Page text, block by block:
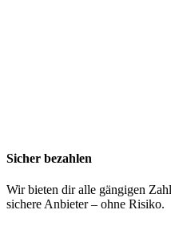
Sicher bezahlen
Wir bieten dir alle gängigen
sichere Anbieter – ohne Risiko.